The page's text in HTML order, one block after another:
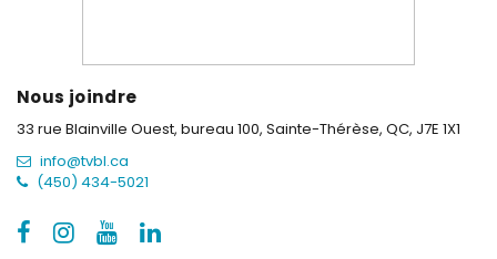
Nous joindre
33 rue Blainville Ouest, bureau 100, Sainte-Thérèse, QC, J7E 1X1
info@tvbl.ca
(450) 434-5021